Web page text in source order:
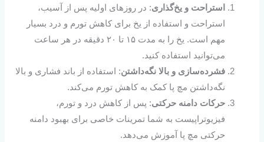
استراحت و یخ‌گذاری: در روزهای اولیه پس از آسیب،
استراحت و استفاده از یخ برای کاهش تورم و درد بسیار
مهم است. یخ را به مدت ۱۵ تا ۲۰ دقیقه در هر ساعت
می‌توانید استفاده کنید.
فشرده‌سازی و بالا نگه‌داشتن: استفاده از باند فشاری و بالا
نگه‌داشتن مچ پا کمک به کاهش تورم می‌کند.
حرکات دامنه حرکتی: پس از کاهش درد و تورم،
فیزیوتراپیست به شما تمرینات خاصی برای بهبود دامنه
حرکتی مچ پا آموزش می‌دهد.